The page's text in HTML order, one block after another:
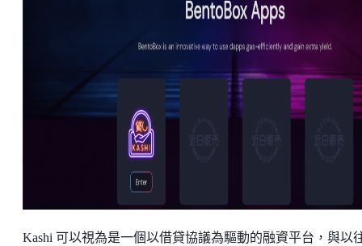
Kashi 可以視為是一個以借貸協議為驅動的融資平台，與以